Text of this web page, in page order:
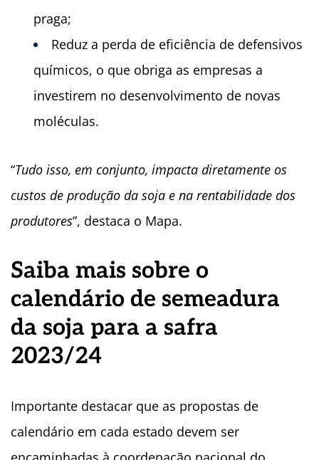
praga;
Reduz a perda de eficiência de defensivos
químicos, o que obriga as empresas a
investirem no desenvolvimento de novas
moléculas.
“Tudo isso, em conjunto, impacta diretamente os
custos de produção da soja e na rentabilidade dos
produtores”, destaca o Mapa.
Saiba mais sobre o
calendário de semeadura
da soja para a safra
2023/24
Importante destacar que as propostas de
calendário em cada estado devem ser